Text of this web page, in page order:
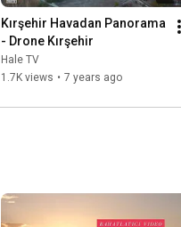
Kırşehir Havadan Panorama
- Drone Kırşehir
Hale TV
1.7K views • 7 years ago